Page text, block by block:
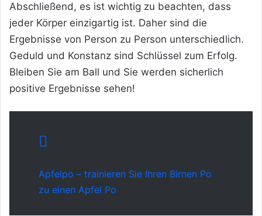
Abschließend, es ist wichtig zu beachten, dass
jeder Körper einzigartig ist. Daher sind die
Ergebnisse von Person zu Person unterschiedlich.
Geduld und Konstanz sind Schlüssel zum Erfolg.
Bleiben Sie am Ball und Sie werden sicherlich
positive Ergebnisse sehen!
Apfelpo – trainieren Sie Ihren Birnen Po
zu einen Apfel Po